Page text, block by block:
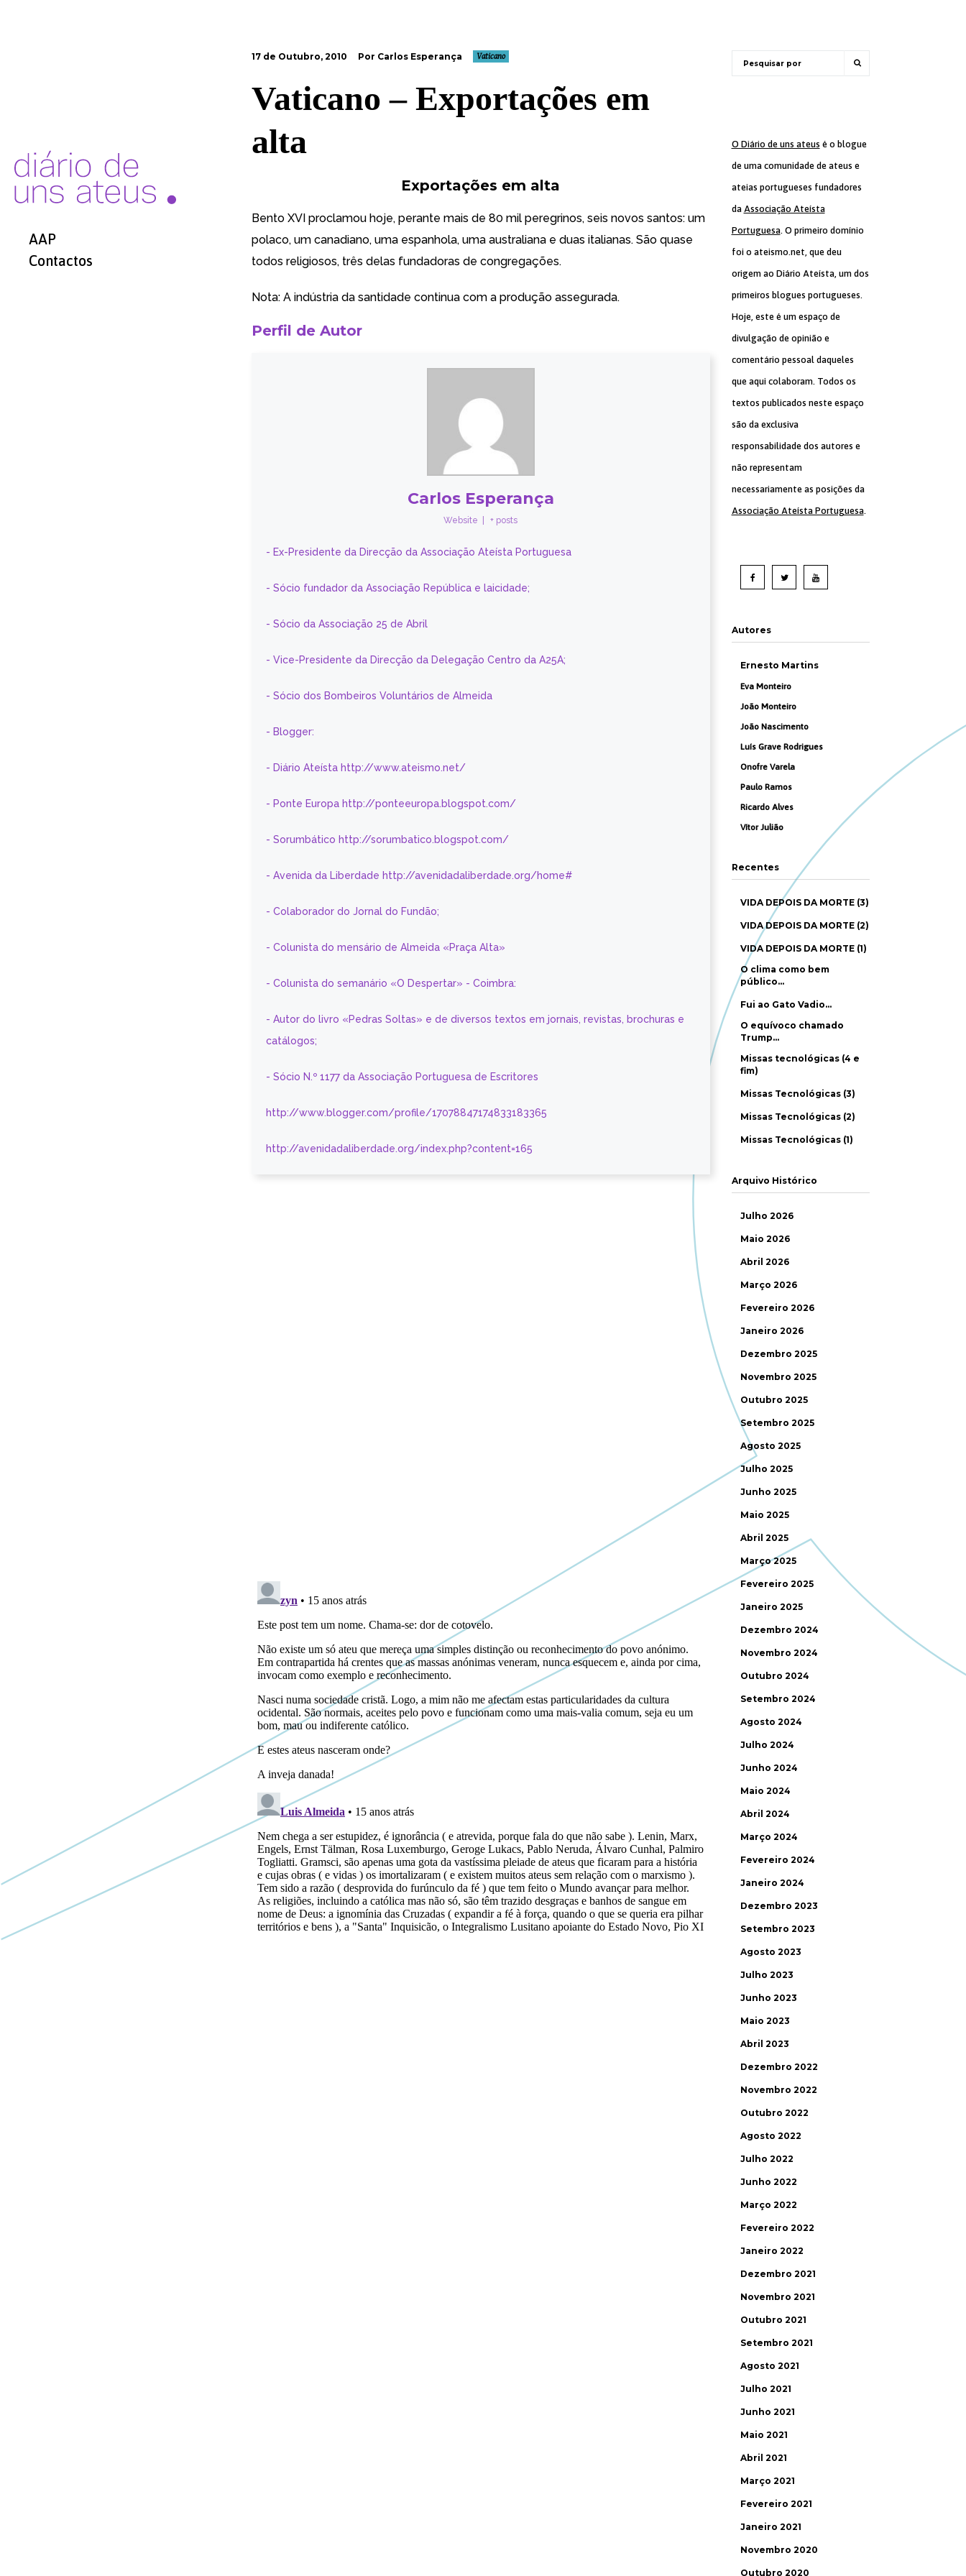
AAP
Contactos
17 de Outubro, 2010 Por Carlos Esperança Vaticano
Vaticano – Exportações em
alta
Exportações em alta
Bento XVI proclamou hoje, perante mais de 80 mil peregrinos, seis novos santos: um
polaco, um canadiano, uma espanhola, uma australiana e duas italianas. São quase
todos religiosos, três delas fundadoras de congregações.
Nota: A indústria da santidade continua com a produção assegurada.
Perfil de Autor
Carlos Esperança
Website + posts
- Ex-Presidente da Direcção da Associação Ateísta Portuguesa
- Sócio fundador da Associação República e laicidade;
- Sócio da Associação 25 de Abril
- Vice-Presidente da Direcção da Delegação Centro da A25A;
- Sócio dos Bombeiros Voluntários de Almeida
- Blogger:
- Diário Ateísta http://www.ateismo.net/
- Ponte Europa http://ponteeuropa.blogspot.com/
- Sorumbático http://sorumbatico.blogspot.com/
- Avenida da Liberdade http://avenidadaliberdade.org/home#
- Colaborador do Jornal do Fundão;
- Colunista do mensário de Almeida «Praça Alta»
- Colunista do semanário «O Despertar» - Coimbra:
- Autor do livro «Pedras Soltas» e de diversos textos em jornais, revistas, brochuras e
catálogos;
- Sócio N.º 1177 da Associação Portuguesa de Escritores
http://www.blogger.com/profile/17078847174833183365
http://avenidadaliberdade.org/index.php?content=165
O Diário de uns ateus é o blogue
de uma comunidade de ateus e
ateias portugueses fundadores
da Associação Ateísta
Portuguesa. O primeiro domínio
foi o ateismo.net, que deu
origem ao Diário Ateísta, um dos
primeiros blogues portugueses.
Hoje, este é um espaço de
divulgação de opinião e
comentário pessoal daqueles
que aqui colaboram. Todos os
textos publicados neste espaço
são da exclusiva
responsabilidade dos autores e
não representam
necessariamente as posições da
Associação Ateísta Portuguesa.
Autores
Ernesto Martins
Eva Monteiro
João Monteiro
João Nascimento
Luís Grave Rodrigues
Onofre Varela
Paulo Ramos
Ricardo Alves
Vítor Julião
Recentes
VIDA DEPOIS DA MORTE (3)
VIDA DEPOIS DA MORTE (2)
VIDA DEPOIS DA MORTE (1)
O clima como bem
público…
Fui ao Gato Vadio…
O equívoco chamado
Trump…
Missas tecnológicas (4 e
fim)
Missas Tecnológicas (3)
Missas Tecnológicas (2)
Missas Tecnológicas (1)
Arquivo Histórico
Julho 2026
Maio 2026
Abril 2026
Março 2026
Fevereiro 2026
Janeiro 2026
Dezembro 2025
Novembro 2025
Outubro 2025
Setembro 2025
Agosto 2025
Julho 2025
Junho 2025
Maio 2025
Abril 2025
Março 2025
Fevereiro 2025
Janeiro 2025
Dezembro 2024
Novembro 2024
Outubro 2024
Setembro 2024
Agosto 2024
Julho 2024
Junho 2024
Maio 2024
Abril 2024
Março 2024
Fevereiro 2024
Janeiro 2024
Dezembro 2023
Setembro 2023
Agosto 2023
Julho 2023
Junho 2023
Maio 2023
Abril 2023
Dezembro 2022
Novembro 2022
Outubro 2022
Agosto 2022
Julho 2022
Junho 2022
Março 2022
Fevereiro 2022
Janeiro 2022
Dezembro 2021
Novembro 2021
Outubro 2021
Setembro 2021
Agosto 2021
Julho 2021
Junho 2021
Maio 2021
Abril 2021
Março 2021
Fevereiro 2021
Janeiro 2021
Novembro 2020
Outubro 2020